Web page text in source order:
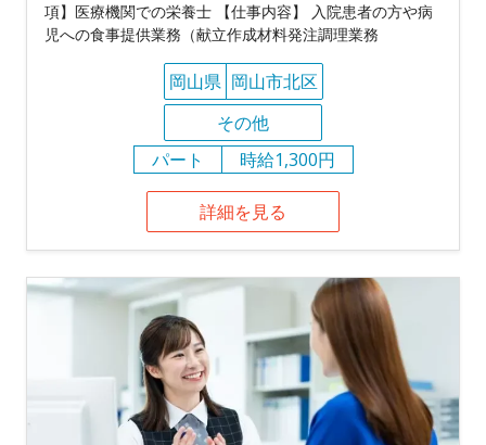
項】医療機関での栄養士 【仕事内容】 入院患者の方や病
児への食事提供業務（献立作成材料発注調理業務
岡山県 岡山市北区
その他
パート
時給1,300円
詳細を見る